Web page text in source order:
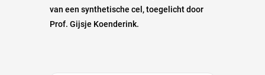
van een synthetische cel, toegelicht door
Prof. Gijsje Koenderink.